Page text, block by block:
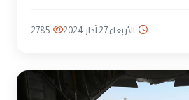
الأربعاء 27 آذار 2024 2785